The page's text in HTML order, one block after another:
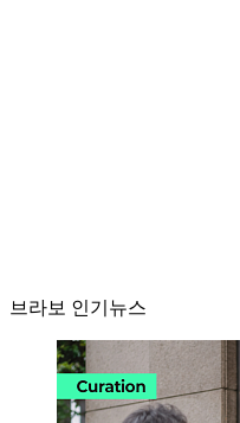
브라보 인기뉴스